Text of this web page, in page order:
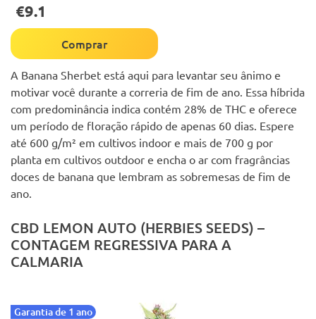
€9.1
Comprar
A Banana Sherbet está aqui para levantar seu ânimo e
motivar você durante a correria de fim de ano. Essa híbrida
com predominância indica contém 28% de THC e oferece
um período de floração rápido de apenas 60 dias. Espere
até 600 g/m² em cultivos indoor e mais de 700 g por
planta em cultivos outdoor e encha o ar com fragrâncias
doces de banana que lembram as sobremesas de fim de
ano.
CBD LEMON AUTO (HERBIES SEEDS) –
CONTAGEM REGRESSIVA PARA A
CALMARIA
Garantia de 1 ano